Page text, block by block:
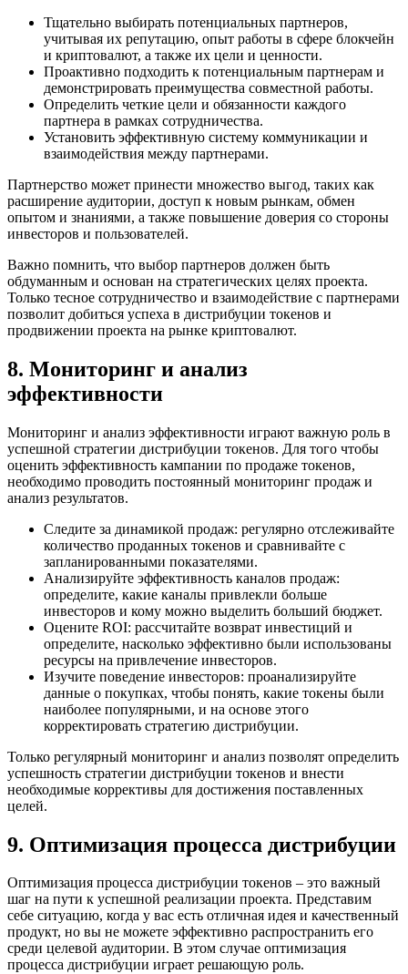
Тщательно выбирать потенциальных партнеров,
учитывая их репутацию, опыт работы в сфере блокчейн
и криптовалют, а также их цели и ценности.
Проактивно подходить к потенциальным партнерам и
демонстрировать преимущества совместной работы.
Определить четкие цели и обязанности каждого
партнера в рамках сотрудничества.
Установить эффективную систему коммуникации и
взаимодействия между партнерами.
Партнерство может принести множество выгод, таких как
расширение аудитории, доступ к новым рынкам, обмен
опытом и знаниями, а также повышение доверия со стороны
инвесторов и пользователей.
Важно помнить, что выбор партнеров должен быть
обдуманным и основан на стратегических целях проекта.
Только тесное сотрудничество и взаимодействие с партнерами
позволит добиться успеха в дистрибуции токенов и
продвижении проекта на рынке криптовалют.
8. Мониторинг и анализ
эффективности
Мониторинг и анализ эффективности играют важную роль в
успешной стратегии дистрибуции токенов. Для того чтобы
оценить эффективность кампании по продаже токенов,
необходимо проводить постоянный мониторинг продаж и
анализ результатов.
Следите за динамикой продаж: регулярно отслеживайте
количество проданных токенов и сравнивайте с
запланированными показателями.
Анализируйте эффективность каналов продаж:
определите, какие каналы привлекли больше
инвесторов и кому можно выделить больший бюджет.
Оцените ROI: рассчитайте возврат инвестиций и
определите, насколько эффективно были использованы
ресурсы на привлечение инвесторов.
Изучите поведение инвесторов: проанализируйте
данные о покупках, чтобы понять, какие токены были
наиболее популярными, и на основе этого
корректировать стратегию дистрибуции.
Только регулярный мониторинг и анализ позволят определить
успешность стратегии дистрибуции токенов и внести
необходимые коррективы для достижения поставленных
целей.
9. Оптимизация процесса дистрибуции
Оптимизация процесса дистрибуции токенов – это важный
шаг на пути к успешной реализации проекта. Представим
себе ситуацию, когда у вас есть отличная идея и качественный
продукт, но вы не можете эффективно распространить его
среди целевой аудитории. В этом случае оптимизация
процесса дистрибуции играет решающую роль.